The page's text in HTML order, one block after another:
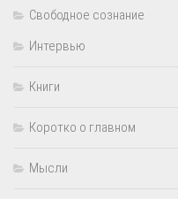
Свободное сознание
Интервью
Книги
Коротко о главном
Мысли